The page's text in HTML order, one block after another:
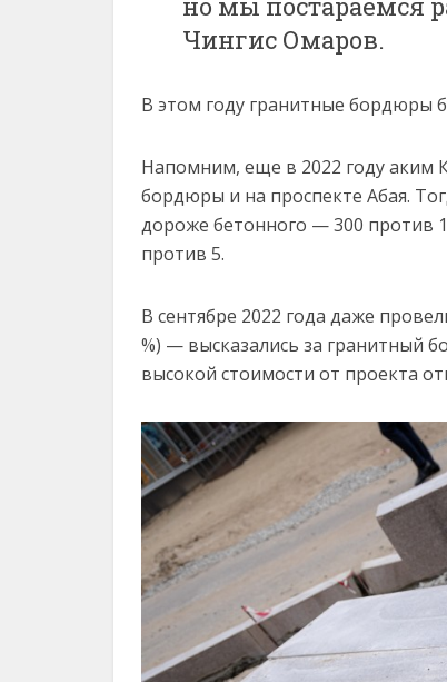
Чингис Омаров.
В этом году гранитные бордюры
Напомним, еще в 2022 году аким
бордюры и на проспекте Абая.
дороже бетонного — 300 против
против 5.
В сентябре 2022 года даже
%) — высказались за гранитный
высокой стоимости от проекта